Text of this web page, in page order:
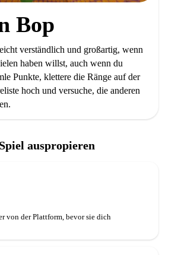
Bop
verständlich und großartig, wenn
haben willst, auch wenn du
Punkte, klettere die Ränge auf der
hoch und versuche, die anderen
auspropieren
von der Plattform, bevor sie dich